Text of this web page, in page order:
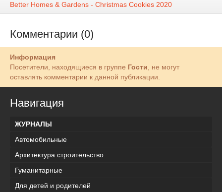
Better Homes & Gardens - Christmas Cookies 2020
Комментарии (0)
Информация
Посетители, находящиеся в группе Гости, не могут
оставлять комментарии к данной публикации.
Навигация
ЖУРНАЛЫ
Автомобильные
Архитектура строительство
Гуманитарные
Для детей и родителей